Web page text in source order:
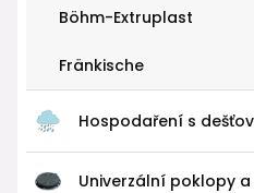
Böhm-Extruplast
Fränkische
Hospodaření s
Univerzální poklopy